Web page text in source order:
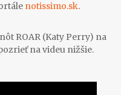
notissimo.sk.
ROAR (Katy Perry) na
na videu nižšie.